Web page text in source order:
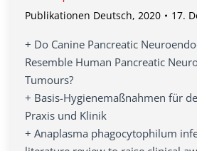
Publikationen Deutsch, 2020 17.
+ Do Canine Pancreatic
Resemble Human Pancreatic
Tumours?
+ Basis-Hygienemaßnahmen für
Praxis und Klinik
+ Anaplasma phagocytophilum